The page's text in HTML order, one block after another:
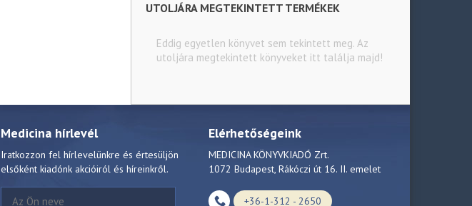
UTOLJÁRA MEGTEKINTETT TERMÉKEK
Eddig egyetlen könyvet sem tekintett meg. Az
utoljára megtekintett könyveket itt találja majd!
Medicina hírlevél
Iratkozzon fel hírlevelünkre és értesüljön
elsőként kiadónk akcióiról és híreinkről.
Elérhetőségeink
MEDICINA KÖNYVKIADÓ Zrt.
1072 Budapest, Rákóczi út 16. II. emelet
+36-1-312 - 2650